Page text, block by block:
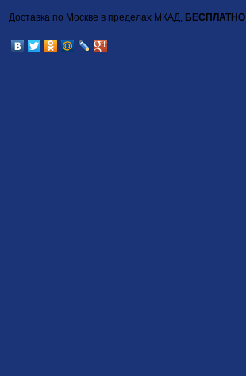
Доставка по Москве в пределах МКАД, БЕСПЛАТНО